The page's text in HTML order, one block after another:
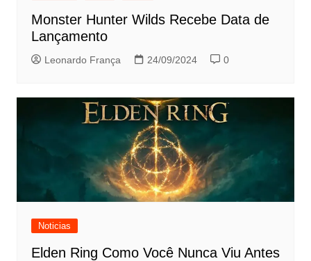
Monster Hunter Wilds Recebe Data de
Lançamento
Leonardo França 24/09/2024 0
Noticias
Elden Ring Como Você Nunca Viu Antes